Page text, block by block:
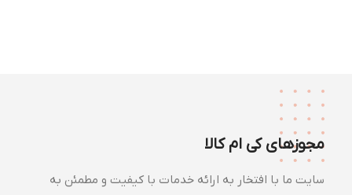
مجوزهای کی ام کالا
سایت ما با افتخار به ارائه خدمات با کیفیت و مطمئن به